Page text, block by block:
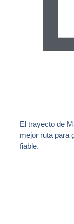
El trayecto de
mejor ruta para
fiable.